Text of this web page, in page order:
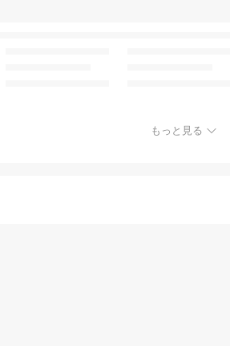
もっと見る